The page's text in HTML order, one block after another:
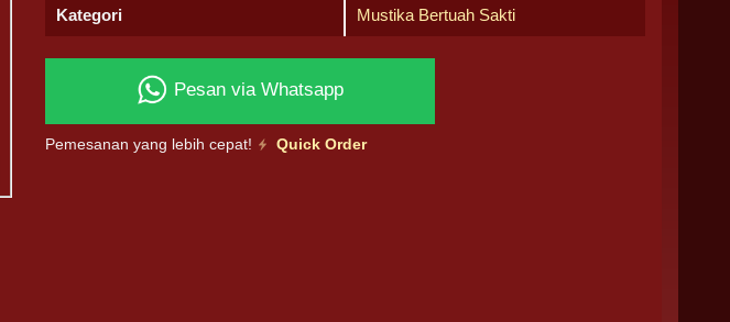
Kategori Mustika Bertuah Sakti
Pesan via Whatsapp
Pemesanan yang lebih cepat! Quick Order